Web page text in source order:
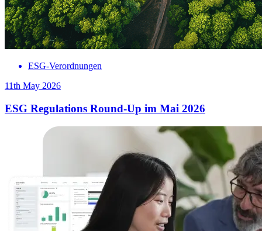
ESG-Verordnungen
11th May 2026
ESG Regulations Round-Up im Mai 2026